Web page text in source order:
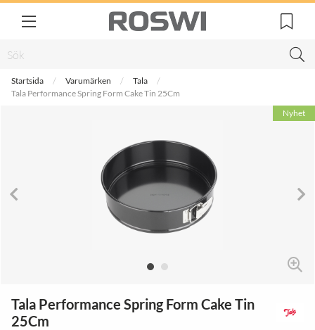
Startsida Varumärken
Tala
Tala Performance Spring Form Cake Tin 25Cm
Nyhet
Tala Performance Spring Form Cake Tin
25Cm